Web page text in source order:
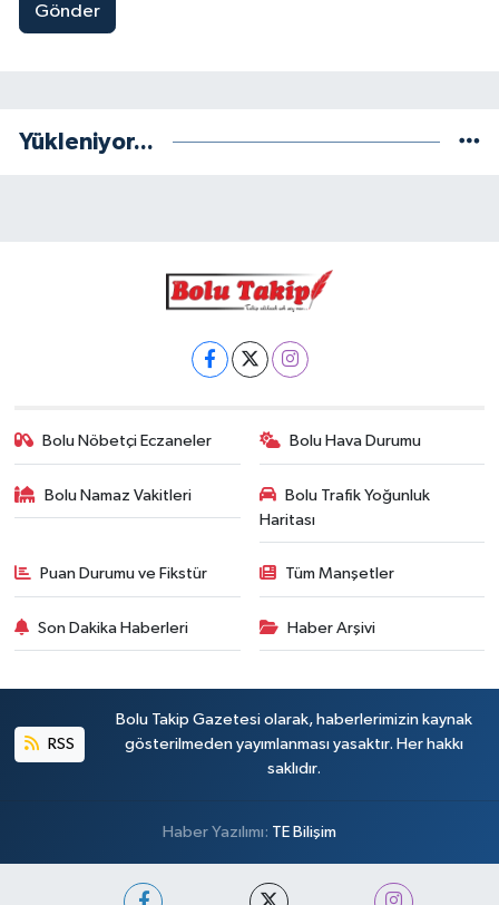
Gönder
Yükleniyor...
Bolu Nöbetçi Eczaneler Bolu Hava Durumu
Bolu Namaz Vakitleri
Bolu Trafik Yoğunluk
Haritası
Puan Durumu ve Fikstür Tüm Manşetler
Son Dakika Haberleri Haber Arşivi
RSS
Bolu Takip Gazetesi olarak, haberlerimizin kaynak
gösterilmeden yayımlanması yasaktır. Her hakkı
saklıdır.
Haber Yazılımı: TE Bilişim